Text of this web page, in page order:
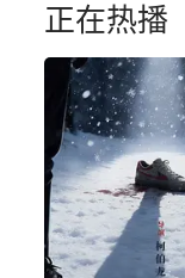
正在热播